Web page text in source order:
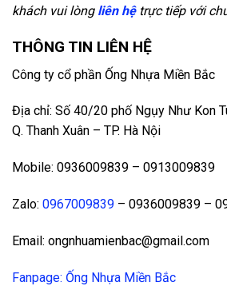
khách vui lòng liên hệ trực tiếp với
THÔNG TIN LIÊN HỆ
Công ty cổ phần Ống Nhựa Miền Bắc
Địa chỉ: Số 40/20 phố Ngụy Như Kon
Q. Thanh Xuân – TP. Hà Nội
Mobile: 0936009839 – 0913009839
Zalo: 0967009839 – 0936009839 –
Email: ongnhuamienbac@gmail.com
Fanpage: Ống Nhựa Miền Bắc